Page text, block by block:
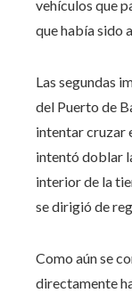
vehículos que
que había sido
Las segundas
del Puerto de
intentar cruzar
intentó doblar
interior de la
se dirigió de
Como aún se
directamente